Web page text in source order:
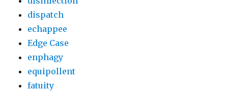
dispatch
echappee
Edge Case
enphagy
equipollent
fatuity